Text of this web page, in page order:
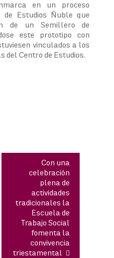
en un proceso
de Estudios Ñuble que
de un Semillero de
este prototipo con
vinculados a los
del Centro de Estudios.
Con una
celebración
plena de
actividades
tradicionales la
Escuela de
Trabajo Social
fomenta la
convivencia
triestamental